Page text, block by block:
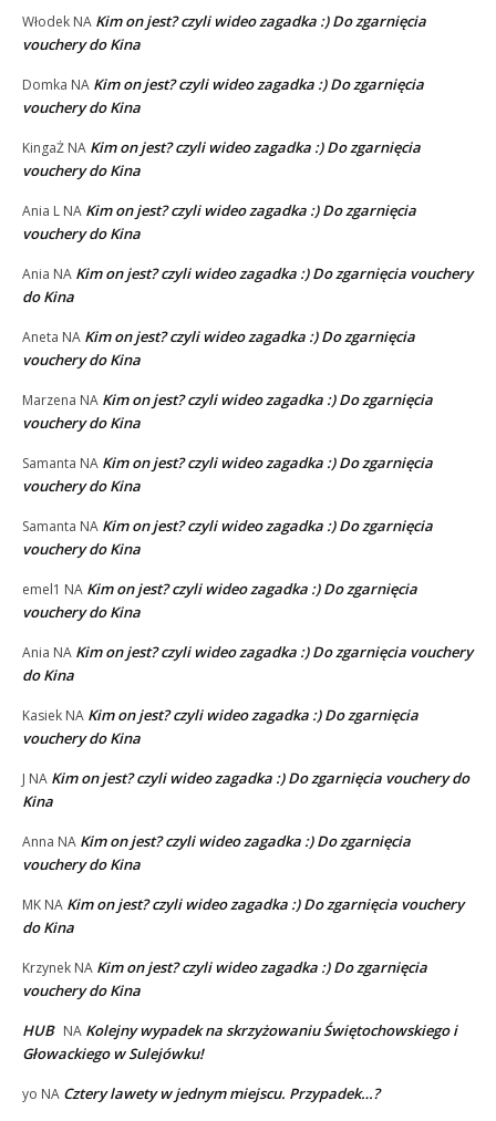
Włodek NA Kim on jest? czyli wideo zagadka :) Do zgarnięcia
vouchery do Kina
Domka NA Kim on jest? czyli wideo zagadka :) Do zgarnięcia
vouchery do Kina
KingaŻ NA Kim on jest? czyli wideo zagadka :) Do zgarnięcia
vouchery do Kina
Ania L NA Kim on jest? czyli wideo zagadka :) Do zgarnięcia
vouchery do Kina
Ania NA Kim on jest? czyli wideo zagadka :) Do zgarnięcia vouchery
do Kina
Aneta NA Kim on jest? czyli wideo zagadka :) Do zgarnięcia
vouchery do Kina
Marzena NA Kim on jest? czyli wideo zagadka :) Do zgarnięcia
vouchery do Kina
Samanta NA Kim on jest? czyli wideo zagadka :) Do zgarnięcia
vouchery do Kina
Samanta NA Kim on jest? czyli wideo zagadka :) Do zgarnięcia
vouchery do Kina
emel1 NA Kim on jest? czyli wideo zagadka :) Do zgarnięcia
vouchery do Kina
Ania NA Kim on jest? czyli wideo zagadka :) Do zgarnięcia vouchery
do Kina
Kasiek NA Kim on jest? czyli wideo zagadka :) Do zgarnięcia
vouchery do Kina
J NA Kim on jest? czyli wideo zagadka :) Do zgarnięcia vouchery do
Kina
Anna NA Kim on jest? czyli wideo zagadka :) Do zgarnięcia
vouchery do Kina
MK NA Kim on jest? czyli wideo zagadka :) Do zgarnięcia vouchery
do Kina
Krzynek NA Kim on jest? czyli wideo zagadka :) Do zgarnięcia
vouchery do Kina
HUB NA Kolejny wypadek na skrzyżowaniu Świętochowskiego i
Głowackiego w Sulejówku!
yo NA Cztery lawety w jednym miejscu. Przypadek…?